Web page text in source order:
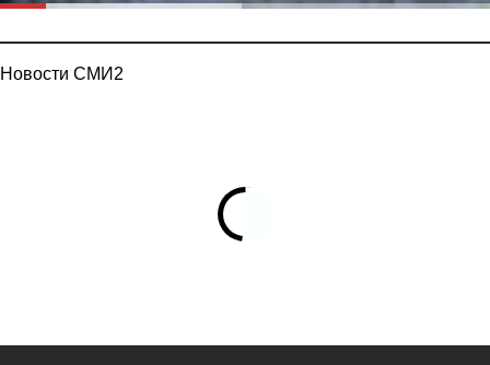
Новости СМИ2